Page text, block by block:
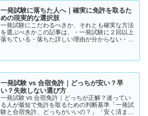
一発試験に落ちた人へ｜確実に免許を取るた
めの現実的な選択肢
一発試験にこだわるべきか、それとも確実な方法
を選ぶべきかこの記事は、・一発試験に２回以上
落ちている・落ちた詳しい理由が分からない・こ
らに何回も落ちる・数…
一発試験 vs 合宿免許｜どっちが安い？早
い？失敗しない選び方
一発試験 vs 合宿免許｜どっちが正解？迷ってい
る人が最短で免許を取るための判断基準「一発試
験と合宿免許、どっちがいいの？」「安く済ませ